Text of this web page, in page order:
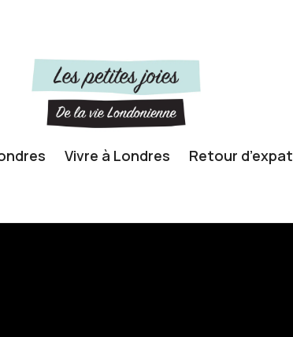
Vivre à Londres Retour d’expat